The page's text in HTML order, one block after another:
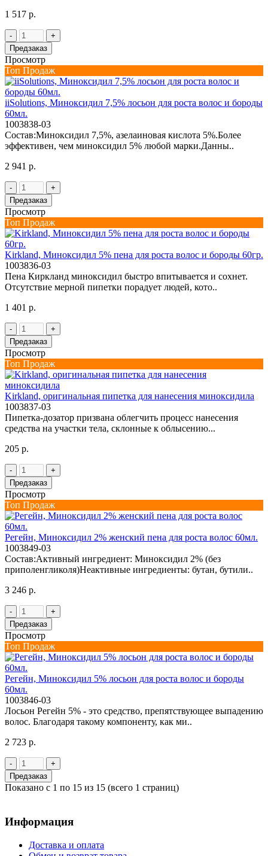
1 517 р.
-
+
Предзаказ
Просмотр
Топ Продаж
iiSolutions, Миноксидил 7,5% лосьон для роста волос и бороды
60мл.
1003838-03
Состав:Миноксидил 7,5%, азелаиновая кислота 5%.Более
эффективен, чем миноксидил 5% любой марки.Данны..
2 941 р.
-
+
Предзаказ
Просмотр
Топ Продаж
Kirkland, Миноксидил 5% пена для роста волос и бороды 60гр.
1003836-03
Пена Киркланд миноксидил быстро впитывается и сохнет.
Отсутствие мерной пипетки порадует людей, кото..
1 401 р.
-
+
Предзаказ
Просмотр
Топ Продаж
Kirkland, оригинальная пипетка для нанесения миноксидила
1003837-03
Пипетка-дозатор призвана облегчить процесс нанесения
средства на участки тела, склонные к облысению...
205 р.
-
+
Предзаказ
Просмотр
Топ Продаж
Регейн, Миноксидил 2% женский пена для роста волос 60мл.
1003849-03
Состав:Активный ингредиент: Миноксидил 2% (без
приполенгликоля)Неактивные ингредиенты: бутан, бутили..
3 246 р.
-
+
Предзаказ
Просмотр
Топ Продаж
Регейн, Миноксидил 5% лосьон для роста волос и бороды
60мл.
1003846-03
Лосьон Регейн 5% - это средство, препятствующее выпадению
волос. Благодаря такому компоненту, как ми..
2 723 р.
-
+
Предзаказ
Показано с 1 по 15 из 15 (всего 1 страниц)
Информация
Доставка и оплата